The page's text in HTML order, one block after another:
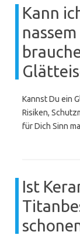
Kann
Kannst Du ein
Risiken,
für Dich Sinn
Ist